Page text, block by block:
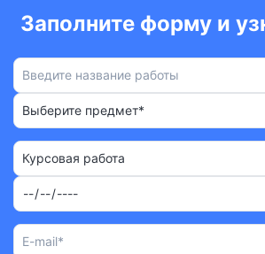
Заполните форму и
Выберите предмет*
Курсовая работа